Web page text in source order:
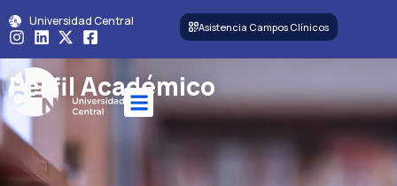
Universidad Central Asistencia Campos Clínicos
Perfil Académico